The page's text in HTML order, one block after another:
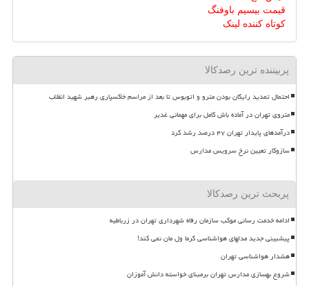
قیمت بیسیم باوفنگ
کوتاه کننده لینک
پربیننده ترین رصدکالا
احتمال تمدید رایگان بودن مترو و اتوبوس تا بعد از مراسم خاکسپاری رهبر شهید انقلاب
متروی تهران در آماده باش کامل برای مهمانی غدیر
درآمدهای پایدار تهران ۴۷ درصد رشد کرد
سازوکار تعیین نرخ سرویس مدارس
پربحث ترین رصدکالا
ادامه خدمت رسانی موکب سازمان رفاه شهرداری تهران در زرباطیه
پیشبینی جدید مدلهای هواشناسی گرما ول مان نمی کند!
هشدار هواشناسی تهران
شروع بهسازی مدارس تهران برمبنای خواسته دانش آموزان